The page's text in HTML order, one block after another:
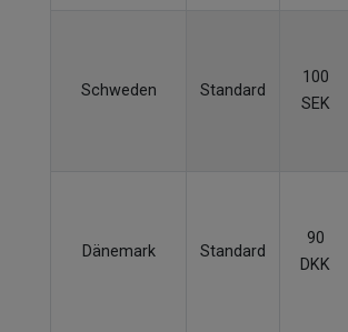
Schweden Standard
100
SEK
Dänemark Standard
90
DKK